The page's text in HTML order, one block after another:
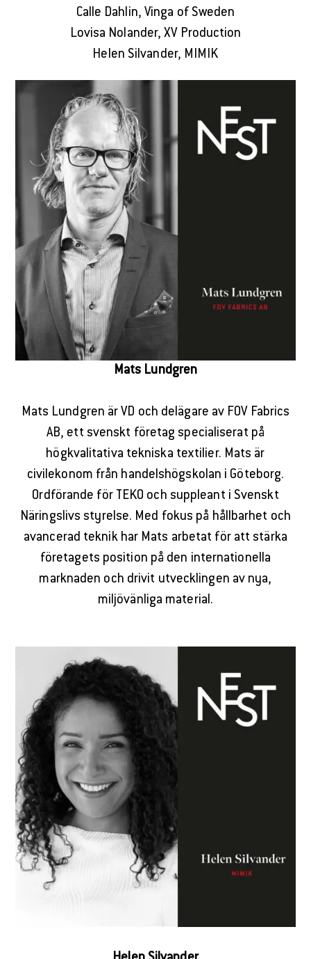
Calle Dahlin, Vinga of Sweden
Lovisa Nolander, XV Production
Helen Silvander, MIMIK
Mats Lundgren
Mats Lundgren är VD och delägare av FOV Fabrics
AB, ett svenskt företag specialiserat på
högkvalitativa tekniska textilier. Mats är
civilekonom från handelshögskolan i Göteborg.
Ordförande för TEKO och suppleant i Svenskt
Näringslivs styrelse. Med fokus på hållbarhet och
avancerad teknik har Mats arbetat för att stärka
företagets position på den internationella
marknaden och drivit utvecklingen av nya,
miljövänliga material.